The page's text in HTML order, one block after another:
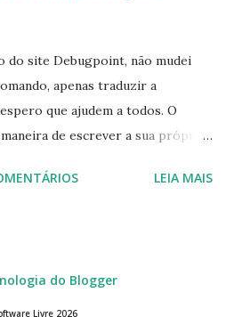
site Debugpoint, não mudei
apenas traduzir a
que ajudem a todos. O
de escrever a sua própria
pode usar Python ou Basic
iria colocar a string ' Olá
do LibreOffice Calc ou seja, a
LEIA MAIS
do Blogger
Livre 2026